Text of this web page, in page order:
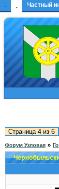
. . Частный
Страница 4 из 6
Форум Узловая »